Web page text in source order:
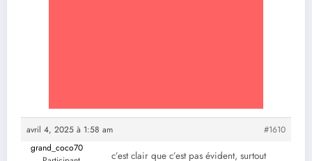
avril 4, 2025 à 1:58 am
#1610
grand_coco70
c’est clair que c’est pas évident, surtout